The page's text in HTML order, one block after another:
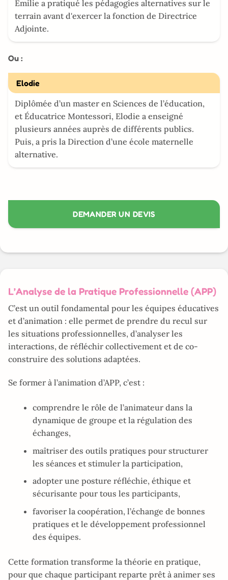
Emilie a pratiqué les pédagogies alternatives sur le
terrain avant d'exercer la fonction de Directrice
Adjointe.
Ou :
Elodie
Diplômée d’un master en Sciences de l’éducation,
et Éducatrice Montessori, Elodie a enseigné
plusieurs années auprès de différents publics.
Puis, a pris la Direction d’une école maternelle
alternative.
DEMANDER UN DEVIS
L’Analyse de la Pratique Professionnelle (APP)
C’est un outil fondamental pour les équipes éducatives
et d’animation : elle permet de prendre du recul sur
les situations professionnelles, d’analyser les
interactions, de réfléchir collectivement et de co-
construire des solutions adaptées.
Se former à l’animation d’APP, c’est :
comprendre le rôle de l’animateur dans la
dynamique de groupe et la régulation des
échanges,
maîtriser des outils pratiques pour structurer
les séances et stimuler la participation,
adopter une posture réfléchie, éthique et
sécurisante pour tous les participants,
favoriser la coopération, l’échange de bonnes
pratiques et le développement professionnel
des équipes.
Cette formation transforme la théorie en pratique,
pour que chaque participant reparte prêt à animer ses